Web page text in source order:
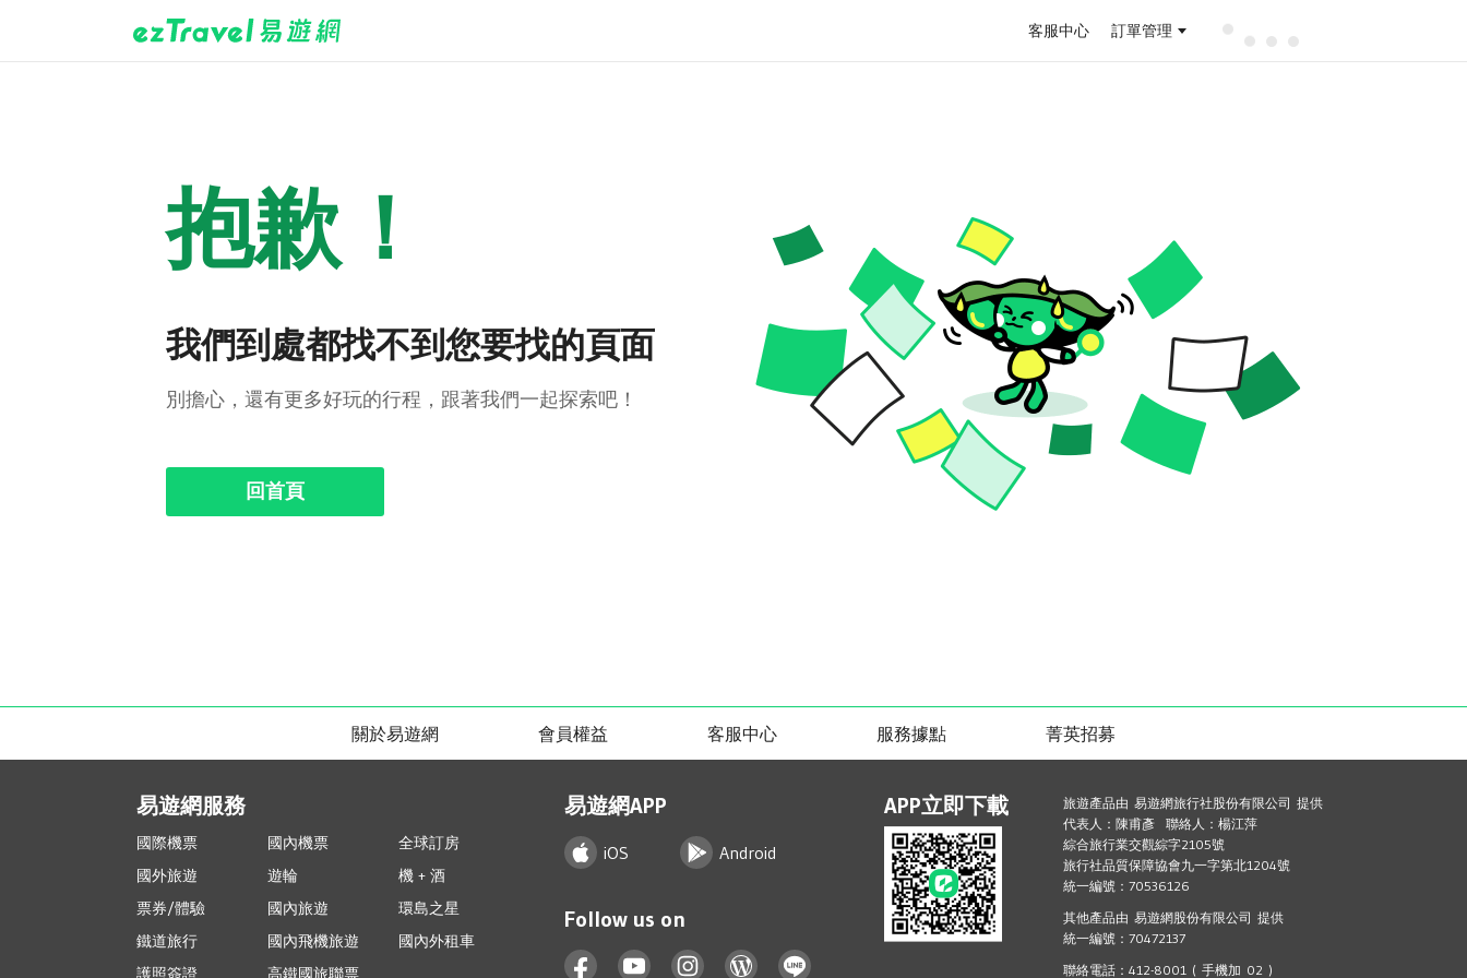
客服中心 訂單管理
抱歉！
我們到處都找不到您要找的頁面
別擔心，還有更多好玩的行程，跟著我們一起探索吧！
回首頁
關於易遊網 會員權益 客服中心 服務據點 菁英招募
易遊網服務
國際機票 國內機票
全球訂房
國外旅遊
遊輪
機 + 酒
票券/體驗
國內旅遊
環島之星
鐵道旅行
國內飛機旅遊
國內外租車
護照簽證
高鐵國旅聯票
易遊網APP
iOS Android
Follow us on
APP立即下載
旅遊產品由 易遊網旅行社股份有限公司 提供
代表人：陳甫彥 聯絡人：楊江萍
綜合旅行業交觀綜字2105號
旅行社品質保障協會九一字第北1204號
統一編號：70536126
其他產品由 易遊網股份有限公司 提供
統一編號：70472137
聯絡電話：412-8001 ( 手機加 02 )